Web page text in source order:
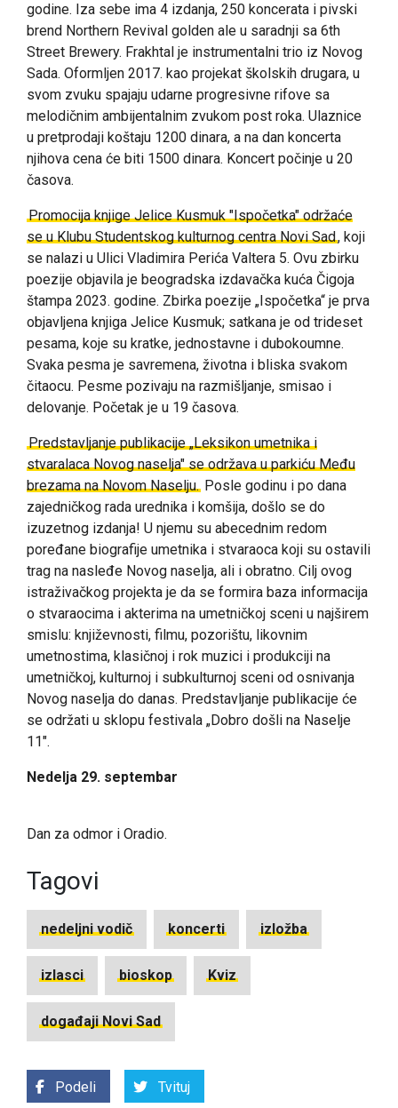
godine. Iza sebe ima 4 izdanja, 250 koncerata i pivski
brend Northern Revival golden ale u saradnji sa 6th
Street Brewery. Frakhtal je instrumentalni trio iz Novog
Sada. Oformljen 2017. kao projekat školskih drugara, u
svom zvuku spajaju udarne progresivne rifove sa
melodičnim ambijentalnim zvukom post roka. Ulaznice
u pretprodaji koštaju 1200 dinara, a na dan koncerta
njihova cena će biti 1500 dinara. Koncert počinje u 20
časova.
Promocija knjige Jelice Kusmuk "Ispočetka" održaće
se u Klubu Studentskog kulturnog centra Novi Sad, koji
se nalazi u Ulici Vladimira Perića Valtera 5. Ovu zbirku
poezije objavila je beogradska izdavačka kuća Čigoja
štampa 2023. godine. Zbirka poezije „Ispočetka“ je prva
objavljena knjiga Jelice Kusmuk; satkana je od trideset
pesama, koje su kratke, jednostavne i dubokoumne.
Svaka pesma je savremena, životna i bliska svakom
čitaocu. Pesme pozivaju na razmišljanje, smisao i
delovanje. Početak je u 19 časova.
Predstavljanje publikacije „Leksikon umetnika i
stvaralaca Novog naselja" se održava u parkiću Među
brezama na Novom Naselju. Posle godinu i po dana
zajedničkog rada urednika i komšija, došlo se do
izuzetnog izdanja! U njemu su abecednim redom
poređane biografije umetnika i stvaraoca koji su ostavili
trag na nasleđe Novog naselja, ali i obratno. Cilj ovog
istraživačkog projekta je da se formira baza informacija
o stvaraocima i akterima na umetničkoj sceni u najširem
smislu: književnosti, filmu, pozorištu, likovnim
umetnostima, klasičnoj i rok muzici i produkciji na
umetničkoj, kulturnoj i subkulturnoj sceni od osnivanja
Novog naselja do danas. Predstavljanje publikacije će
se održati u sklopu festivala „Dobro došli na Naselje
11".
Nedelja 29. septembar
Dan za odmor i Oradio.
Tagovi
nedeljni vodič koncerti izložba
izlasci bioskop Kviz
događaji Novi Sad
Podeli Tvituj